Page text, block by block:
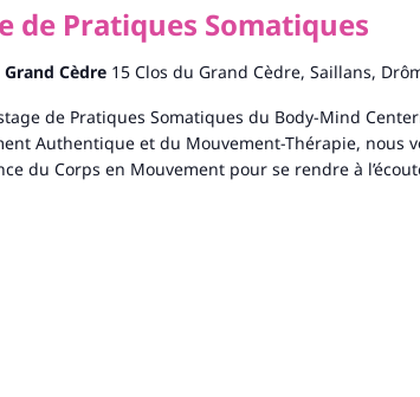
de Pratiques Somatiques
Cèdre 15 Clos du Grand Cèdre, Saillans,
de Pratiques Somatiques du Body-Mind
Authentique et du Mouvement-Thérapie, nous
du Corps en Mouvement pour se rendre à